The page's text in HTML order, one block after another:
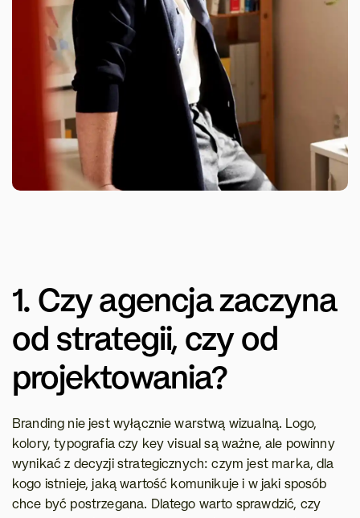
1. Czy agencja zaczyna
od strategii, czy od
projektowania?
Branding nie jest wyłącznie warstwą wizualną. Logo,
kolory, typografia czy key visual są ważne, ale powinny
wynikać z decyzji strategicznych: czym jest marka, dla
kogo istnieje, jaką wartość komunikuje i w jaki sposób
chce być postrzegana. Dlatego warto sprawdzić, czy